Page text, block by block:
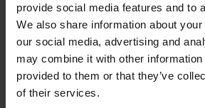
provide social media features and to
We also share information about
our social media, advertising and
may combine it with other information
provided to them or that they’ve
of their services.
keine
Referenzimpulsbreite
90°